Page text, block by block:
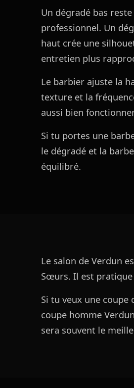
Un dégradé bas
professionnel. Un
haut crée une
entretien plus
Le barbier ajuste la
texture et la
aussi bien
Si tu portes une
le dégradé et la
équilibré.
Le salon de Verdun
Sœurs. Il est pratique
Si tu veux une coupe
coupe homme
sera souvent le